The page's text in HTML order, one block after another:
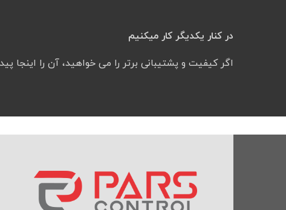
در کنار یکدیگر کار میکنیم
اگر کیفیت و پشتیبانی برتر را می خواهید، آن را اینجا